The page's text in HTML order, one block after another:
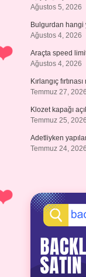
Ağustos 5, 2026
Bulgurdan hangi
Ağustos 4, 2026
Araçta speed
Ağustos 4, 2026
Kırlangıç
Temmuz 27, 2026
Klozet kapağı
Temmuz 25, 2026
Adetliyken
Temmuz 24, 2026